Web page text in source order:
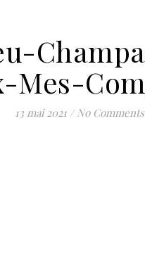
Mes-
13 mai 2021 / No Comments